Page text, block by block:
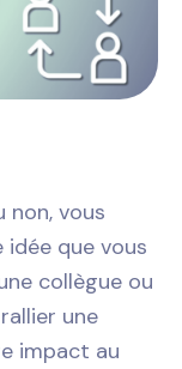
non, vous
idée que vous
collègue ou
une
impact au